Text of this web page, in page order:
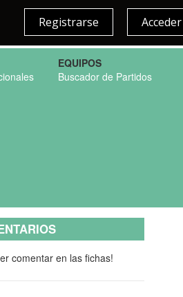
Acceder
Registrarse
EQUIPOS
Buscador de Partidos
comentar en las fichas!